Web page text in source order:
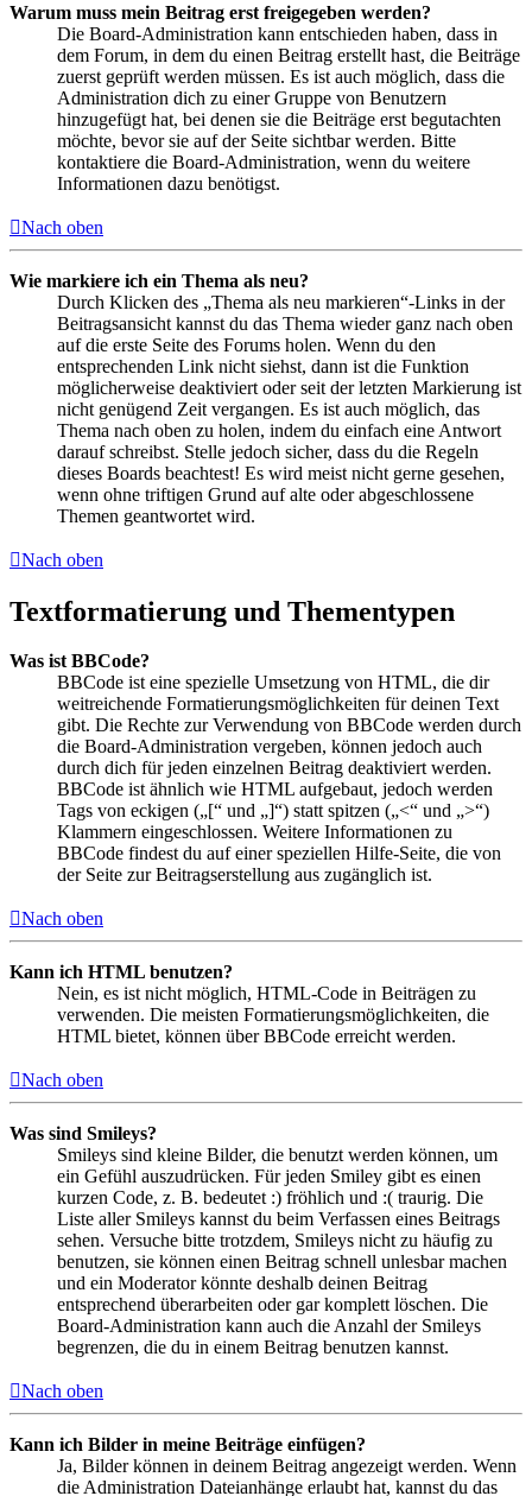
Warum muss mein Beitrag erst freigegeben werden?
Die Board-Administration kann entschieden haben, dass in
dem Forum, in dem du einen Beitrag erstellt hast, die Beiträge
zuerst geprüft werden müssen. Es ist auch möglich, dass die
Administration dich zu einer Gruppe von Benutzern
hinzugefügt hat, bei denen sie die Beiträge erst begutachten
möchte, bevor sie auf der Seite sichtbar werden. Bitte
kontaktiere die Board-Administration, wenn du weitere
Informationen dazu benötigst.
Nach oben
Wie markiere ich ein Thema als neu?
Durch Klicken des „Thema als neu markieren“-Links in der
Beitragsansicht kannst du das Thema wieder ganz nach oben
auf die erste Seite des Forums holen. Wenn du den
entsprechenden Link nicht siehst, dann ist die Funktion
möglicherweise deaktiviert oder seit der letzten Markierung ist
nicht genügend Zeit vergangen. Es ist auch möglich, das
Thema nach oben zu holen, indem du einfach eine Antwort
darauf schreibst. Stelle jedoch sicher, dass du die Regeln
dieses Boards beachtest! Es wird meist nicht gerne gesehen,
wenn ohne triftigen Grund auf alte oder abgeschlossene
Themen geantwortet wird.
Nach oben
Textformatierung und Thementypen
Was ist BBCode?
BBCode ist eine spezielle Umsetzung von HTML, die dir
weitreichende Formatierungsmöglichkeiten für deinen Text
gibt. Die Rechte zur Verwendung von BBCode werden durch
die Board-Administration vergeben, können jedoch auch
durch dich für jeden einzelnen Beitrag deaktiviert werden.
BBCode ist ähnlich wie HTML aufgebaut, jedoch werden
Tags von eckigen („[“ und „]“) statt spitzen („<“ und „>“)
Klammern eingeschlossen. Weitere Informationen zu
BBCode findest du auf einer speziellen Hilfe-Seite, die von
der Seite zur Beitragserstellung aus zugänglich ist.
Nach oben
Kann ich HTML benutzen?
Nein, es ist nicht möglich, HTML-Code in Beiträgen zu
verwenden. Die meisten Formatierungsmöglichkeiten, die
HTML bietet, können über BBCode erreicht werden.
Nach oben
Was sind Smileys?
Smileys sind kleine Bilder, die benutzt werden können, um
ein Gefühl auszudrücken. Für jeden Smiley gibt es einen
kurzen Code, z. B. bedeutet :) fröhlich und :( traurig. Die
Liste aller Smileys kannst du beim Verfassen eines Beitrags
sehen. Versuche bitte trotzdem, Smileys nicht zu häufig zu
benutzen, sie können einen Beitrag schnell unlesbar machen
und ein Moderator könnte deshalb deinen Beitrag
entsprechend überarbeiten oder gar komplett löschen. Die
Board-Administration kann auch die Anzahl der Smileys
begrenzen, die du in einem Beitrag benutzen kannst.
Nach oben
Kann ich Bilder in meine Beiträge einfügen?
Ja, Bilder können in deinem Beitrag angezeigt werden. Wenn
die Administration Dateianhänge erlaubt hat, kannst du das